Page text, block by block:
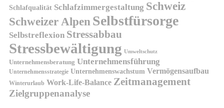
Schlafqualität Schlafzimmergestaltung Schweiz
Schweizer Alpen Selbstfürsorge
Selbstreflexion Stressabbau
Stressbewältigung Umweltschutz
Unternehmensberatung Unternehmensführung
Unternehmensstrategie Unternehmenswachstum Vermögensaufbau
Winterurlaub Work-Life-Balance Zeitmanagement
Zielgruppenanalyse